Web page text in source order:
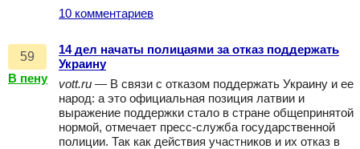
10 комментариев
59
В пену
14 дел начаты полицаями за отказ поддержать
Украину
vott.ru — В связи с отказом поддержать Украину и ее
народ: а это официальная позиция латвии и
выражение поддержки стало в стране общепринятой
нормой, отмечает пресс-служба государственной
полиции. Так как действия участников и их отказ в